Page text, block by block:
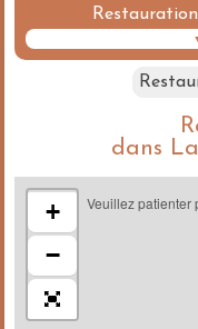
dans
Veuillez patienter
+
−